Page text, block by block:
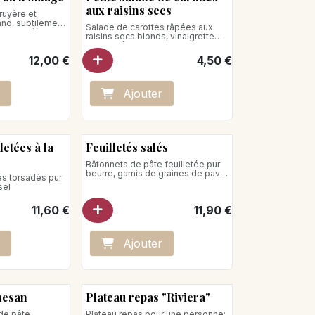
et
subtilement
et d’épices
12,00€
aux raisins secs
Salade de carottes râpées aux
raisins secs blonds, vinaigrette
moutardée au citron
Poids net : 140g
4,50€
Ajouter
à la
torsadés pur
11,60€
Feuilletés salés
Bâtonnets de pâte feuilletée pur
beurre, garnis de graines de pavot,
sésame, herbes de Provence et
11,90€
Ajouter
Plateau repas "Riviera"